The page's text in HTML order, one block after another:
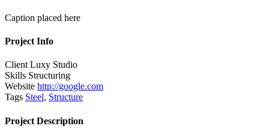
Caption placed here
Project Info
ClientLuxy Studio
Skills Structuring
Website http://google.com
Tags Steel, Structure
Project Description